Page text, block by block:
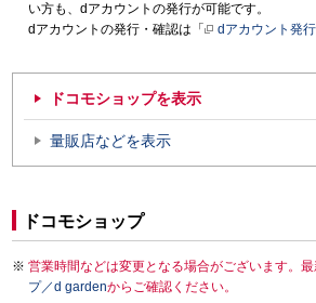
い方も、dアカウントの発行が可能です。
dアカウントの発行・確認は「
dアカウント発行
ドコモショップを表示
量販店などを表示
ドコモショップ
営業時間などは変更となる場合がございます。
プ／d gardenからご確認ください。